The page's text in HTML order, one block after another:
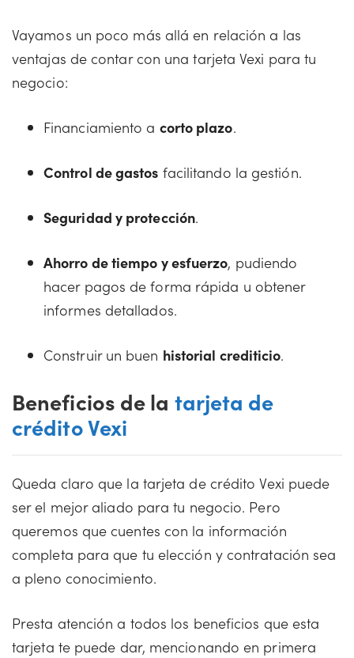
Vayamos un poco más allá en relación a las
ventajas de contar con una tarjeta Vexi para tu
negocio:
Financiamiento a corto plazo.
Control de gastos facilitando la gestión.
Seguridad y protección.
Ahorro de tiempo y esfuerzo, pudiendo
hacer pagos de forma rápida u obtener
informes detallados.
Construir un buen historial crediticio.
Beneficios de la tarjeta de
crédito Vexi
Queda claro que la tarjeta de crédito Vexi puede
ser el mejor aliado para tu negocio. Pero
queremos que cuentes con la información
completa para que tu elección y contratación sea
a pleno conocimiento.
Presta atención a todos los beneficios que esta
tarjeta te puede dar, mencionando en primera